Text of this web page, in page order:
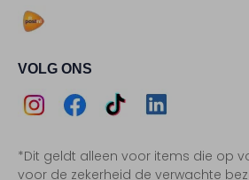
VOLG ONS
Instagram
Facebook
TikTokLinkedIn
*Dit geldt alleen voor items die op
voor de zekerheid de verwachte